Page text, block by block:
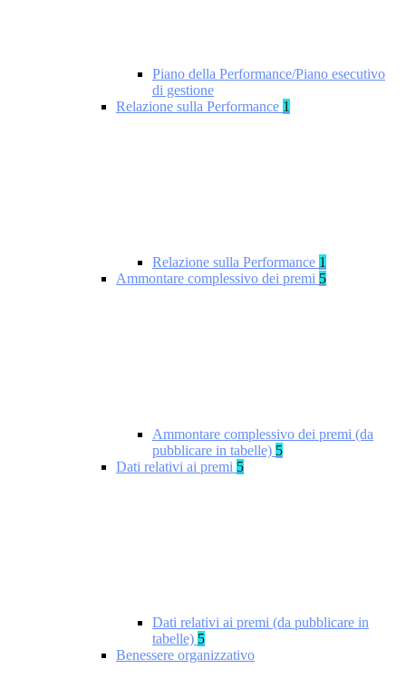
Piano della Performance/Piano esecutivo
di gestione
Relazione sulla Performance 1
Relazione sulla Performance 1
Ammontare complessivo dei premi 5
Ammontare complessivo dei premi (da
pubblicare in tabelle) 5
Dati relativi ai premi 5
Dati relativi ai premi (da pubblicare in
tabelle) 5
Benessere organizzativo